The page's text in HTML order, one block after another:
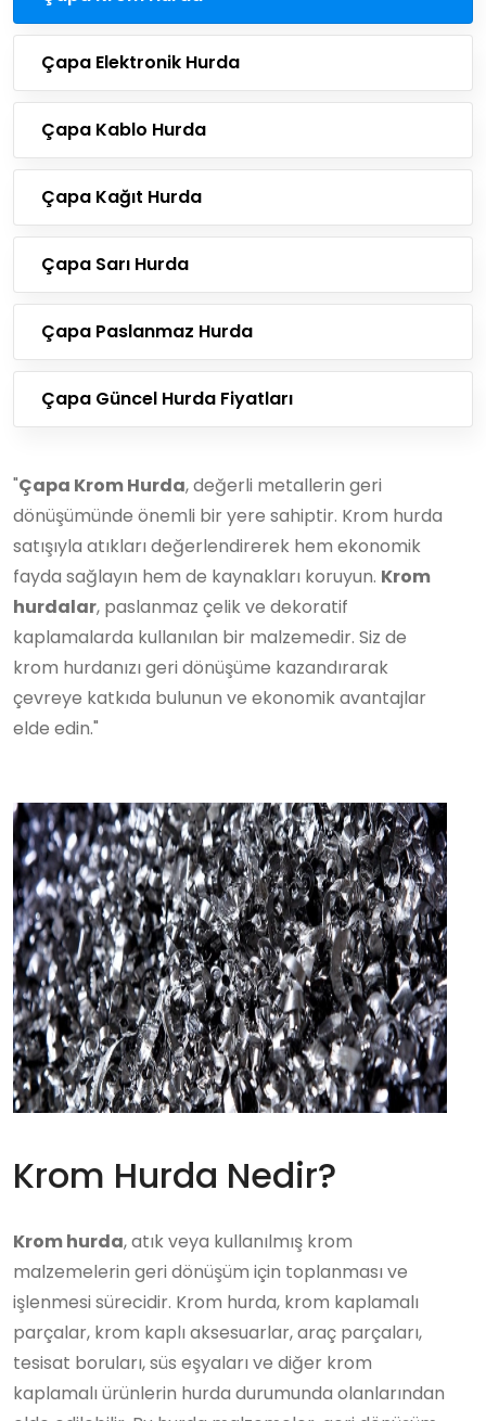
Çapa Elektronik Hurda
Çapa Kablo Hurda
Çapa Kağıt Hurda
Çapa Sarı Hurda
Çapa Paslanmaz Hurda
Çapa Güncel Hurda Fiyatları
"Çapa Krom Hurda, değerli metallerin geri
dönüşümünde önemli bir yere sahiptir. Krom hurda
satışıyla atıkları değerlendirerek hem ekonomik
fayda sağlayın hem de kaynakları koruyun. Krom
hurdalar, paslanmaz çelik ve dekoratif
kaplamalarda kullanılan bir malzemedir. Siz de
krom hurdanızı geri dönüşüme kazandırarak
çevreye katkıda bulunun ve ekonomik avantajlar
elde edin."
Krom Hurda Nedir?
Krom hurda, atık veya kullanılmış krom
malzemelerin geri dönüşüm için toplanması ve
işlenmesi sürecidir. Krom hurda, krom kaplamalı
parçalar, krom kaplı aksesuarlar, araç parçaları,
tesisat boruları, süs eşyaları ve diğer krom
kaplamalı ürünlerin hurda durumunda olanlarından